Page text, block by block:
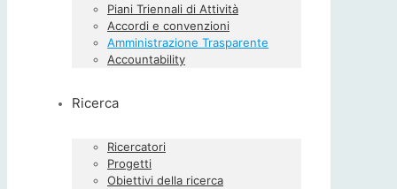
Piani Triennali di Attività
Accordi e convenzioni
Amministrazione Trasparente
Accountability
Ricerca
Ricercatori
Progetti
Obiettivi della ricerca